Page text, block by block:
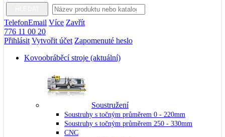
TelefonEmail Více Zavřít
776 11 00 20
Přihlásit Vytvořit účet Zapomenuté heslo
Kovoobráběcí stroje (aktuální)
Soustružení
Soustruhy s točným průměrem 0 - 220mm
Soustruhy s točným průměrem 250 - 330mm
CNC